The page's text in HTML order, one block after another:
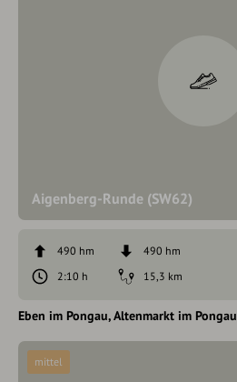
Aigenberg-Runde (SW62)
490 hm
490 hm
2:10 h
15,3 km
Eben im Pongau Altenmarkt im Pongau
mittel